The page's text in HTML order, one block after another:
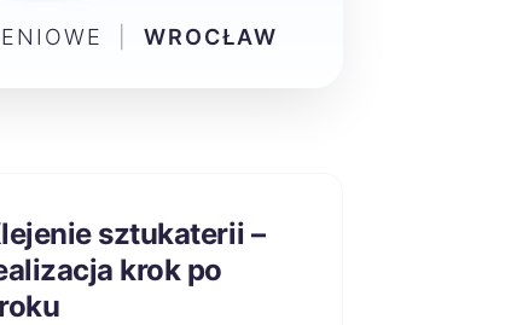
WROCŁAW
sztukaterii –
krok po